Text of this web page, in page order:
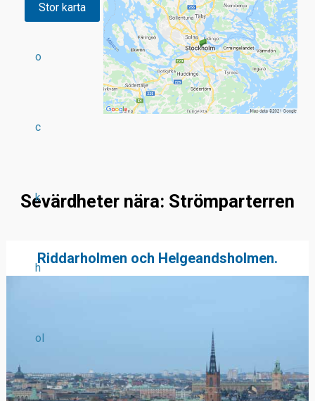
o
c
k
h
ol
Stor karta
Sevärdheter nära: Strömparterren
Riddarholmen och Helgeandsholmen.